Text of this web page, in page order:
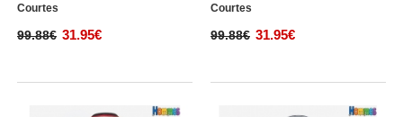
Courtes
99.88€ 31.95€
Courtes
99.88€ 31.95€